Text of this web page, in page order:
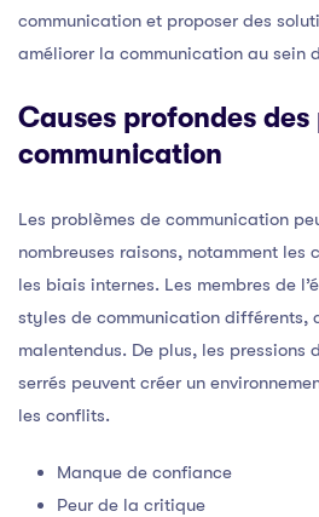
communication et proposer des
améliorer la communication au sein
Causes profondes des
communication
Les problèmes de communication
nombreuses raisons, notamment les
les biais internes. Les membres de
styles de communication différents,
malentendus. De plus, les pressions
serrés peuvent créer un
les conflits.
Manque de confiance
Peur de la critique